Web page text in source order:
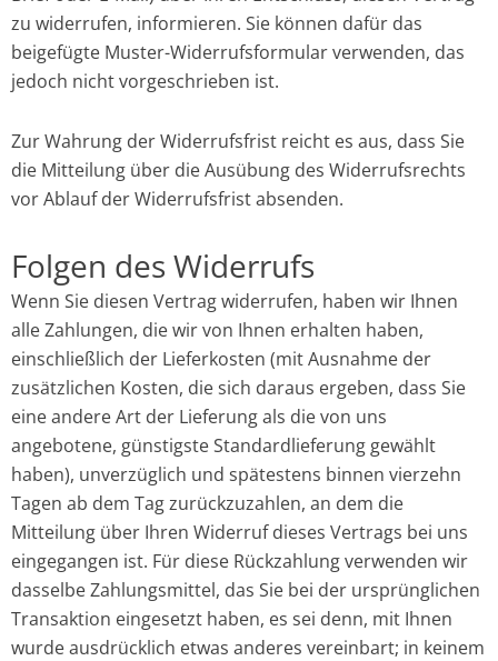
zu widerrufen, informieren. Sie können dafür das
beigefügte Muster-Widerrufsformular verwenden, das
jedoch nicht vorgeschrieben ist.
Zur Wahrung der Widerrufsfrist reicht es aus, dass Sie
die Mitteilung über die Ausübung des Widerrufsrechts
vor Ablauf der Widerrufsfrist absenden.
Folgen des Widerrufs
Wenn Sie diesen Vertrag widerrufen, haben wir Ihnen
alle Zahlungen, die wir von Ihnen erhalten haben,
einschließlich der Lieferkosten (mit Ausnahme der
zusätzlichen Kosten, die sich daraus ergeben, dass Sie
eine andere Art der Lieferung als die von uns
angebotene, günstigste Standardlieferung gewählt
haben), unverzüglich und spätestens binnen vierzehn
Tagen ab dem Tag zurückzuzahlen, an dem die
Mitteilung über Ihren Widerruf dieses Vertrags bei uns
eingegangen ist. Für diese Rückzahlung verwenden wir
dasselbe Zahlungsmittel, das Sie bei der ursprünglichen
Transaktion eingesetzt haben, es sei denn, mit Ihnen
wurde ausdrücklich etwas anderes vereinbart; in keinem